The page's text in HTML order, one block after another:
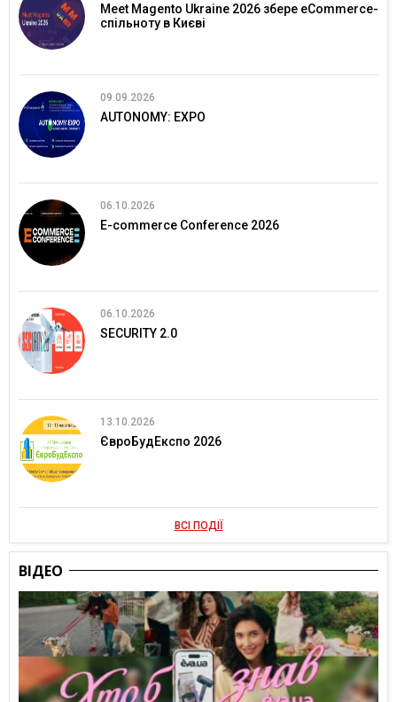
Meet Magento Ukraine 2026 збере eCommerce-
спільноту в Києві
09.09.2026
AUTONOMY: EXPO
06.10.2026
E-commerce Conference 2026
06.10.2026
SECURITY 2.0
13.10.2026
ЄвроБудЕкспо 2026
ВСІ ПОДІЇ
ВІДЕО